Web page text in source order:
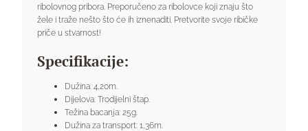
ribolovnog pribora. Preporučeno za ribolovce koji znaju što
žele i traže nešto što će ih iznenaditi. Pretvorite svoje ribičke
priče u stvarnost!
Specifikacije:
Dužina: 4,20m.
Dijelova: Trodijelni štap.
Težina bacanja: 25g.
Dužina za transport: 1,36m.